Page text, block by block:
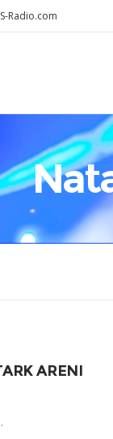
Radio.com
ARENI